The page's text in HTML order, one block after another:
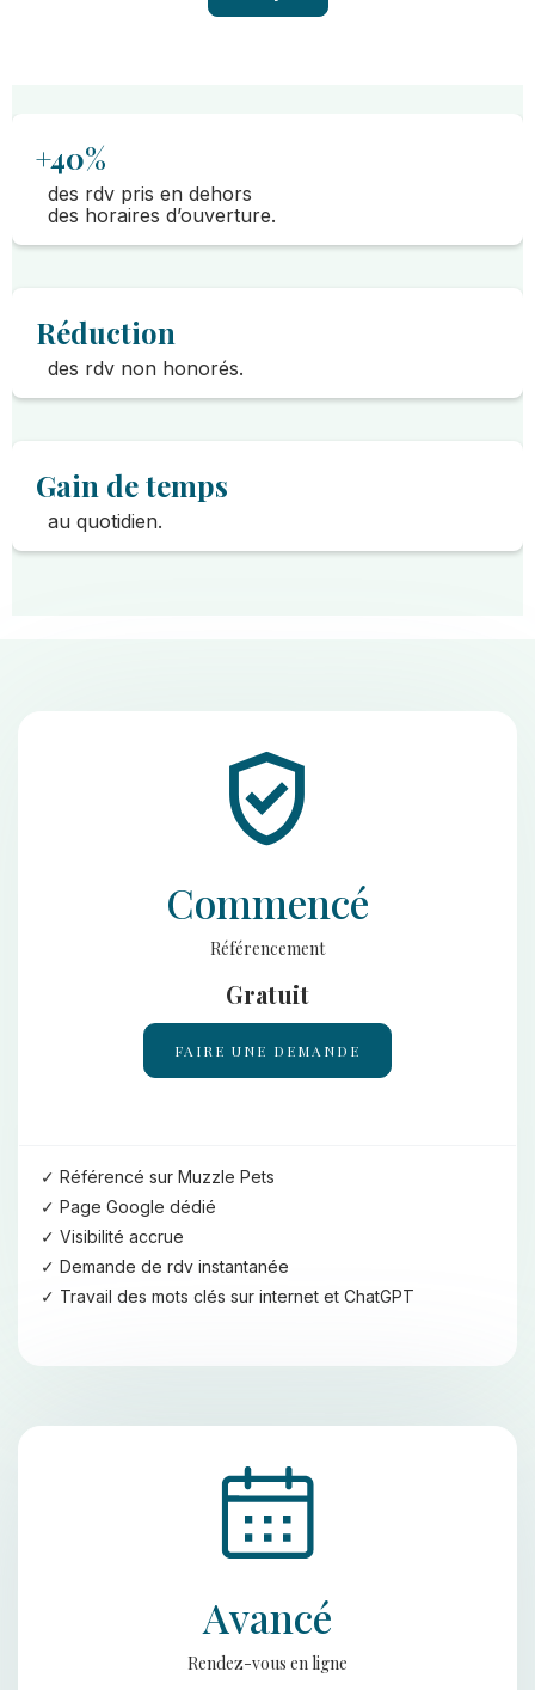
+40%
des rdv pris en dehors
des horaires d’ouverture.
Réduction
des rdv non honorés.
Gain de temps
au quotidien.
Commencé
Référencement
Gratuit
FAIRE UNE DEMANDE
Référencé sur Muzzle Pets
Page Google dédié
Visibilité accrue
Demande de rdv instantanée
Travail des mots clés sur internet et ChatGPT
Avancé
Rendez-vous en ligne